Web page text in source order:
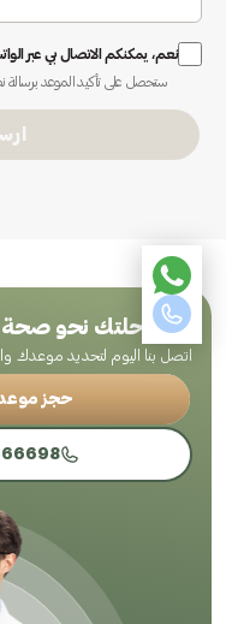
نعم، يمكنكم الاتصال بي عبر
ستحصل على تأكيد الموعد برسالة
ابدأ رحلتك نحو
اتصل بنا اليوم لتحديد موعدك
حجز